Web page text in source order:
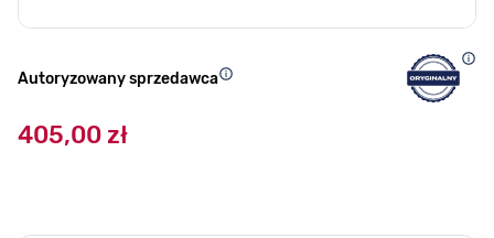
Autoryzowany sprzedawca
405,00 zł